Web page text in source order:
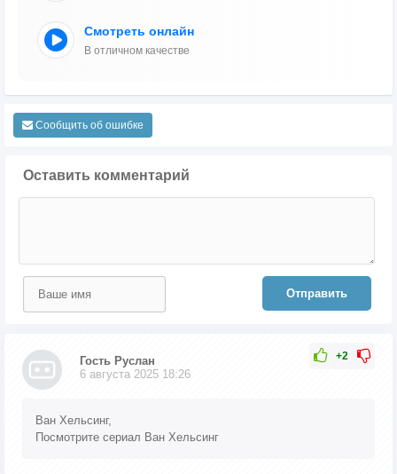
Смотреть онлайн
В отличном качестве
Сообщить об ошибке
Оставить комментарий
Отправить
+2
Гость Руслан
6 августа 2025 18:26
Ван Хельсинг,
Посмотрите сериал Ван Хельсинг